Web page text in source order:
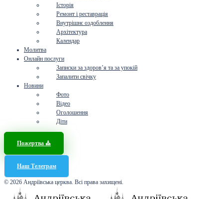
Історія
Ремонт і реставрація
Внутрішнє оздоблення
Архітектура
Календар
Молитва
Онлайн послуги
Записки за здоров’я та за упокій
Запалити свічку
Новини
Фото
Відео
Оголошення
Діти
Пожертва ⛪️
Наш Телеграм
© 2026 Андріївська церква. Всі права захищені.